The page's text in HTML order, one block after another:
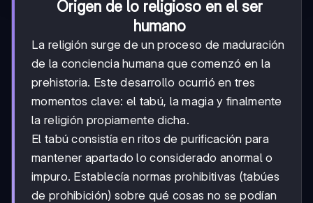
Origen de lo religioso en el ser
humano
La religión surge de un proceso de maduración
de la conciencia humana que comenzó en la
prehistoria. Este desarrollo ocurrió en tres
momentos clave: el tabú, la magia y finalmente
la religión propiamente dicha.
El tabú consistía en ritos de purificación para
mantener apartado lo considerado anormal o
impuro. Establecía normas prohibitivas (tabúes
de prohibición) sobre qué cosas no se podían